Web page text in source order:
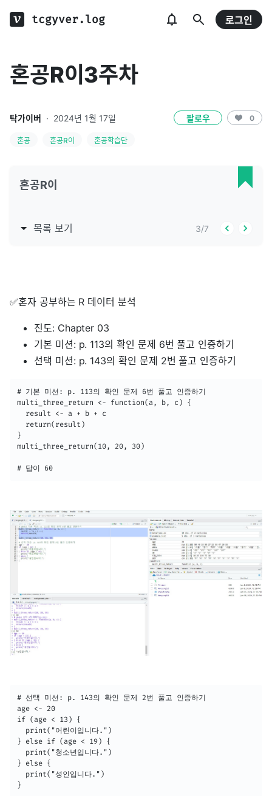
tcgyver.log 로그인
혼공R이3주차
탁가이버 · 2024년 1월 17일 팔로우 0
혼공 혼공R이 혼공학습단
혼공R이
목록 보기 3/7
✅혼자 공부하는 R 데이터 분석
진도: Chapter 03
기본 미션: p. 113의 확인 문제 6번 풀고 인증하기
선택 미션: p. 143의 확인 문제 2번 풀고 인증하기
# 기본 미션: p. 113의 확인 문제 6번 풀고 인증하기
multi_three_return <- function(a, b, c) {
  result <- a + b + c
  return(result)
}
multi_three_return(10, 20, 30)
# 답이 60
# 선택 미션: p. 143의 확인 문제 2번 풀고 인증하기
age <- 20
if (age < 13) {
  print("어린이입니다.")
} else if (age < 19) {
  print("청소년입니다.")
} else {
  print("성인입니다.")
}